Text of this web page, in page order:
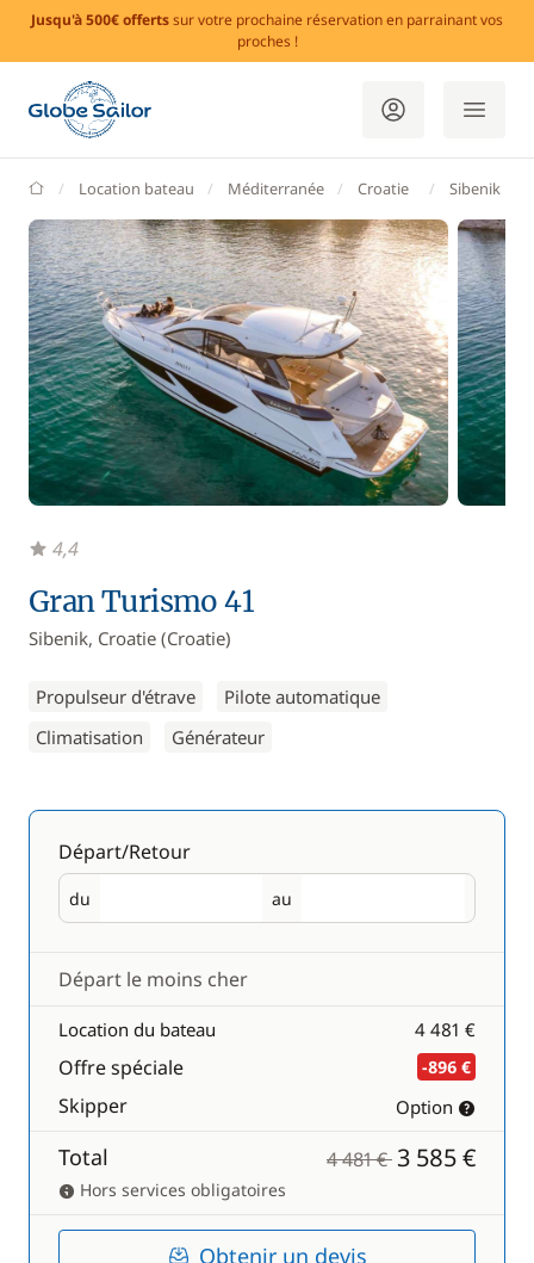
Jusqu'à 500€ offertssur votre prochaine réservation en parrainant vos
proches !
GlobeSailor
Location bateau Méditerranée Croatie Sibenik
Gran Turismo 41
Sibenik, Croatie (Croatie)
Propulseur d'étrave
Pilote automatique
Climatisation
Générateur
4,4
Départ/Retour
du
Départ au
Retour
Départ le moins cher
Location du bateau 4 481 €
Offre spéciale -896 €
Skipper Option
Total 4 481 € 3 585 €
Hors services obligatoires
Obtenir un devis